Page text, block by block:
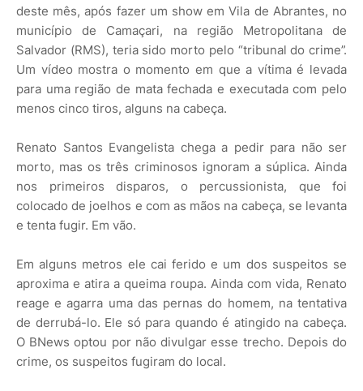
deste mês, após fazer um show em Vila de Abrantes, no
município de Camaçari, na região Metropolitana de
Salvador (RMS), teria sido morto pelo “tribunal do crime”.
Um vídeo mostra o momento em que a vítima é levada
para uma região de mata fechada e executada com pelo
menos cinco tiros, alguns na cabeça.
Renato Santos Evangelista chega a pedir para não ser
morto, mas os três criminosos ignoram a súplica. Ainda
nos primeiros disparos, o percussionista, que foi
colocado de joelhos e com as mãos na cabeça, se levanta
e tenta fugir. Em vão.
Em alguns metros ele cai ferido e um dos suspeitos se
aproxima e atira a queima roupa. Ainda com vida, Renato
reage e agarra uma das pernas do homem, na tentativa
de derrubá-lo. Ele só para quando é atingido na cabeça.
O BNews optou por não divulgar esse trecho. Depois do
crime, os suspeitos fugiram do local.